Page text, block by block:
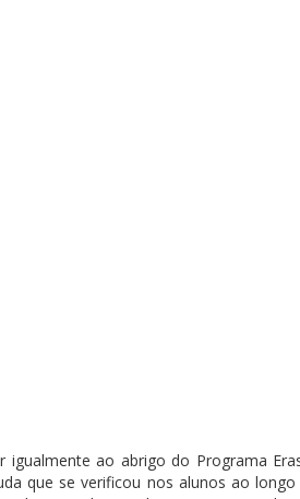
ao abrigo do Programa
que se verificou nos alunos ao